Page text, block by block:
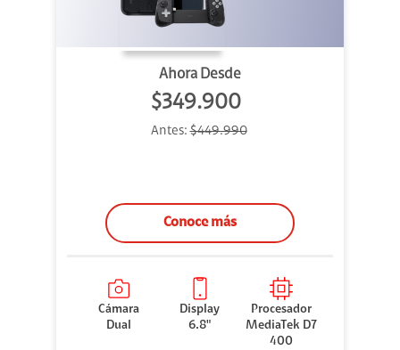
Ahora Desde
$349.900
Antes:$449.990
Conoce más
Cámara
Dual
Display
6.8"
Procesador
MediaTek D7
400